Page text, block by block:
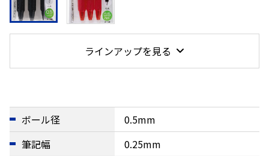
ラインアップを見る
ボール径
0.5mm
筆記幅
0.25mm